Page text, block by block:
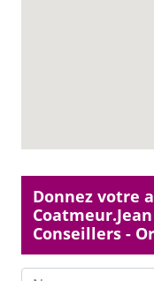
Donnez votre
Conseillers -